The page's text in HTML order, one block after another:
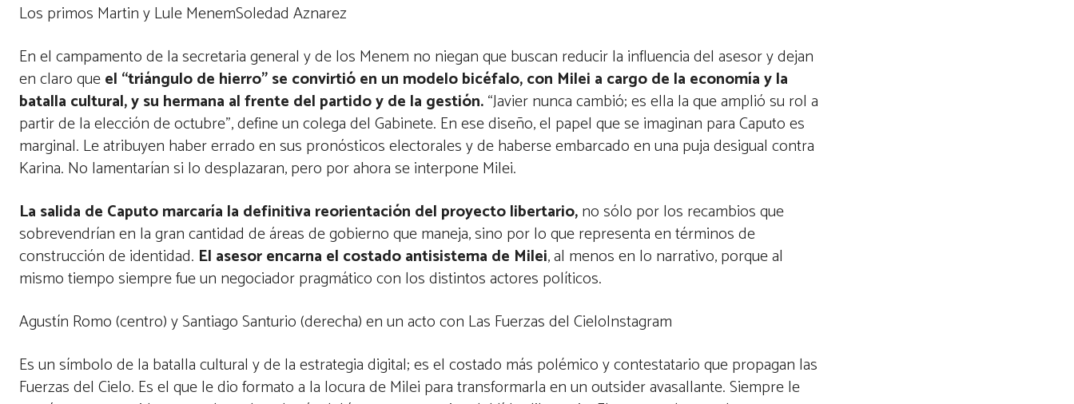
Los primos Martin y Lule MenemSoledad Aznarez
En el campamento de la secretaria general y de los Menem no niegan que buscan reducir la influencia del asesor y dejan
en claro queel “triángulo de hierro” se convirtió en un modelo bicéfalo, con Milei a cargo de la economía y la
batalla cultural, y su hermana al frente del partido y de la gestión.“Javier nunca cambió; es ella la que amplió su rol a
partir de la elección de octubre”, define un colega del Gabinete. En ese diseño, el papel que se imaginan para Caputo es
marginal. Le atribuyen haber errado en sus pronósticos electorales y de haberse embarcado en una puja desigual contra
Karina. No lamentarían si lo desplazaran, pero por ahora se interpone Milei.
La salida de Caputo marcaría la definitiva reorientación del proyecto libertario,no sólo por los recambios que
sobrevendrían en la gran cantidad de áreas de gobierno que maneja, sino por lo que representa en términos de
construcción de identidad. El asesor encarna el costado antisistema de Milei, al menos en lo narrativo, porque al
mismo tiempo siempre fue un negociador pragmático con los distintos actores políticos.
Agustín Romo (centro) y Santiago Santurio (derecha) en un acto con Las Fuerzas del CieloInstagram
Es un símbolo de la batalla cultural y de la estrategia digital; es el costado más polémico y contestatario que propagan las
Fuerzas del Cielo. Es el que le dio formato a la locura de Milei para transformarla en un outsider avasallante. Siempre le